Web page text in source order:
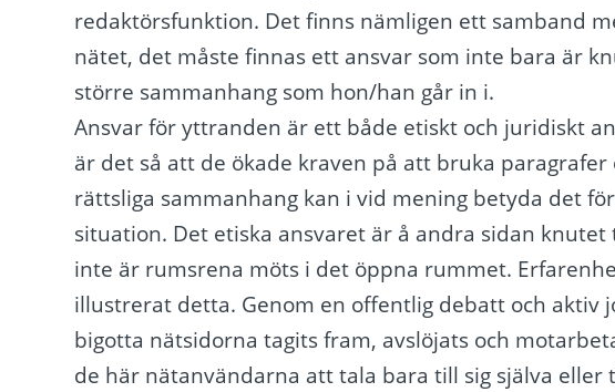
redaktörsfunktion. Det finns nämligen ett samband
nätet, det måste finnas ett ansvar som inte bara är
större sammanhang som hon/han går in i.
Ansvar för yttranden är ett både etiskt och juridiskt
är det så att de ökade kraven på att bruka
rättsliga sammanhang kan i vid mening betyda det
situation. Det etiska ansvaret är å andra sidan
inte är rumsrena möts i det öppna rummet.
illustrerat detta. Genom en offentlig debatt och aktiv
bigotta nätsidorna tagits fram, avslöjats och
de här nätanvändarna att tala bara till sig själva eller